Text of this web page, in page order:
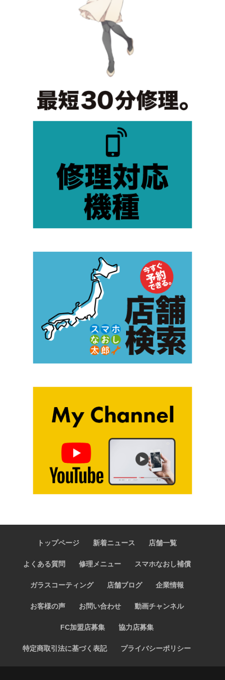
トップページ 新着ニュース 店舗一覧
よくある質問 修理メニュー スマホなおし補償
ガラスコーティング 店舗ブログ 企業情報
お客様の声 お問い合わせ 動画チャンネル
FC加盟店募集 協力店募集
特定商取引法に基づく表記 プライバシーポリシー